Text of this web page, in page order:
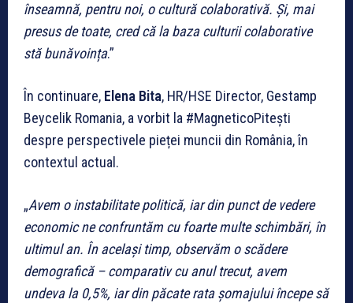
înseamnă, pentru noi, o cultură colaborativă. Și, mai
presus de toate, cred că la baza culturii colaborative
stă bunăvoința.”
În continuare, Elena Bita, HR/HSE Director, Gestamp
Beycelik Romania, a vorbit la #MagneticoPitești
despre perspectivele pieței muncii din România, în
contextul actual.
„Avem o instabilitate politică, iar din punct de vedere
economic ne confruntăm cu foarte multe schimbări, în
ultimul an. În același timp, observăm o scădere
demografică – comparativ cu anul trecut, avem
undeva la 0,5%, iar din păcate rata șomajului începe să